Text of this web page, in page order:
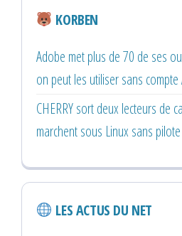
KORBEN
Adobe met plus de 70 de ses
on peut les utiliser sans compte
CHERRY sort deux lecteurs de
marchent sous Linux sans
LES ACTUS DU NET